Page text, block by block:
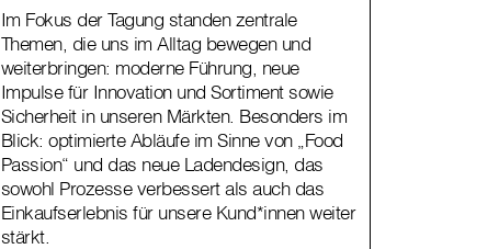
Im Fokus der Tagung standen zentrale
Themen, die uns im Alltag bewegen und
weiterbringen: moderne Führung, neue
Impulse für Innovation und Sortiment sowie
Sicherheit in unseren Märkten. Besonders im
Blick: optimierte Abläufe im Sinne von „Food
Passion“ und das neue Ladendesign, das
sowohl Prozesse verbessert als auch das
Einkaufserlebnis für unsere Kund*innen weiter
stärkt.